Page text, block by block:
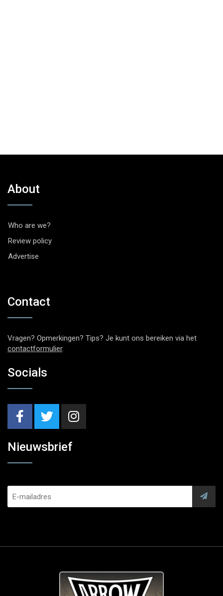
About
Who are we?
Review policy
Advertise
Contact
Vragen? Opmerkingen? Tips? Je kunt ons bereiken via het
contactformulier.
Socials
Nieuwsbrief